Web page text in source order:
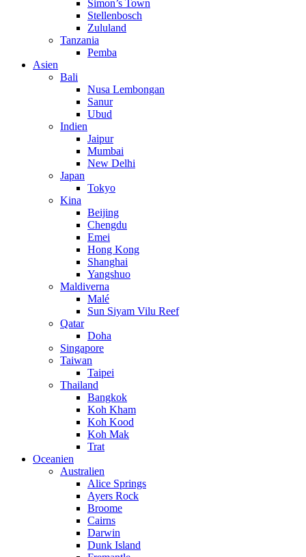
Simon’s Town
Stellenbosch
Zululand
Tanzania
Pemba
Asien
Bali
Nusa Lembongan
Sanur
Ubud
Indien
Jaipur
Mumbai
New Delhi
Japan
Tokyo
Kina
Beijing
Chengdu
Emei
Hong Kong
Shanghai
Yangshuo
Maldiverna
Malé
Sun Siyam Vilu Reef
Qatar
Doha
Singapore
Taiwan
Taipei
Thailand
Bangkok
Koh Kham
Koh Kood
Koh Mak
Trat
Oceanien
Australien
Alice Springs
Ayers Rock
Broome
Cairns
Darwin
Dunk Island